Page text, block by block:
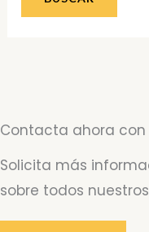
Contacta ahora con
Solicita más
sobre todos